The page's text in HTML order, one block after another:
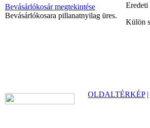
Bevásárlókosár megtekintése
Bevásárlókosara pillanatnyilag üres.
Eredeti
Külön
OLDALTÉRKÉP|